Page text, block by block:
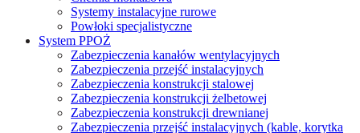
Systemy instalacyjne rurowe
Powłoki specjalistyczne
System PPOŻ
Zabezpieczenia kanałów wentylacyjnych
Zabezpieczenia przejść instalacyjnych
Zabezpieczenia konstrukcji stalowej
Zabezpieczenia konstrukcji żelbetowej
Zabezpieczenia konstrukcji drewnianej
Zabezpieczenia przejść instalacyjnych (kable, korytka